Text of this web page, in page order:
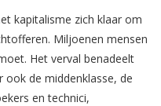
kapitalisme zich klaar om
Miljoenen mensen
Het verval benadeelt
ook de middenklasse, de
en technici,